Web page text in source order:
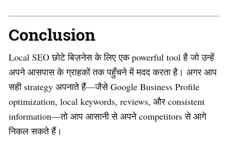
Conclusion
Local SEO छोटे बिज़नेस के लिए एक powerful tool है जो उन्हें
अपने आसपास के ग्राहकों तक पहुँचने में मदद करता है। अगर आप
सही strategy अपनाते हैं—जैसे Google Business Profile
optimization, local keywords, reviews, और consistent
information—तो आप आसानी से अपने competitors से आगे
निकल सकते हैं।